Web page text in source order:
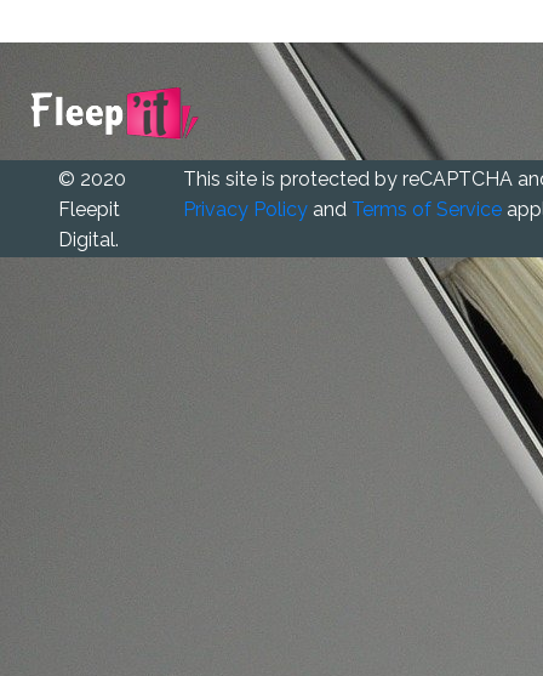
© 2020
Fleepit
Digital.
This site is protected by reCAPTCHA
Privacy Policy and Terms of Service